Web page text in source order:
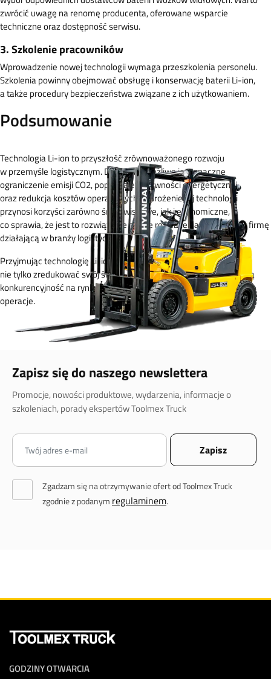
zwrócić uwagę na renomę producenta, oferowane wsparcie
techniczne oraz dostępność serwisu.
3. Szkolenie pracowników
Wprowadzenie nowej technologii wymaga przeszkolenia personelu.
Szkolenia powinny obejmować obsługę i konserwację baterii Li-ion,
a także procedury bezpieczeństwa związane z ich użytkowaniem.
Podsumowanie
Technologia Li-ion to przyszłość zrównoważonego rozwoju
w przemyśle logistycznym. Dzięki niej możliwe jest znaczne
ograniczenie emisji CO2, poprawa efektywności energetycznej
oraz redukcja kosztów operacyjnych. Wdrożenie tej technologii
przynosi korzyści zarówno środowiskowe, jak i ekonomiczne,
co sprawia, że jest to rozwiązanie godne rozważenia przez każdą firmę
działającą w branży logistycznej.
Przyjmując technologię Li-ion, przedsiębiorstwa mogą
nie tylko zredukować swój ślad węglowy, ale także zwiększyć swoją
konkurencyjność na rynku poprzez bardziej efektywne i ekologiczne
operacje.
Zapisz się do naszego newslettera
Promocje, nowości produktowe, wydarzenia, informacje o
szkoleniach, porady ekspertów Toolmex Truck
Zgadzam się na otrzymywanie ofert od Toolmex Truck
zgodnie z podanym regulaminem.
GODZINY OTWARCIA